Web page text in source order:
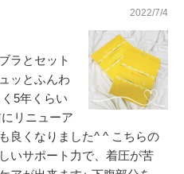
2022/7/4
ラとセット
ッとふんわ
5年くらい
リニューア
良くなりました^ ^ こちらの
いサポート力で、着圧が苦